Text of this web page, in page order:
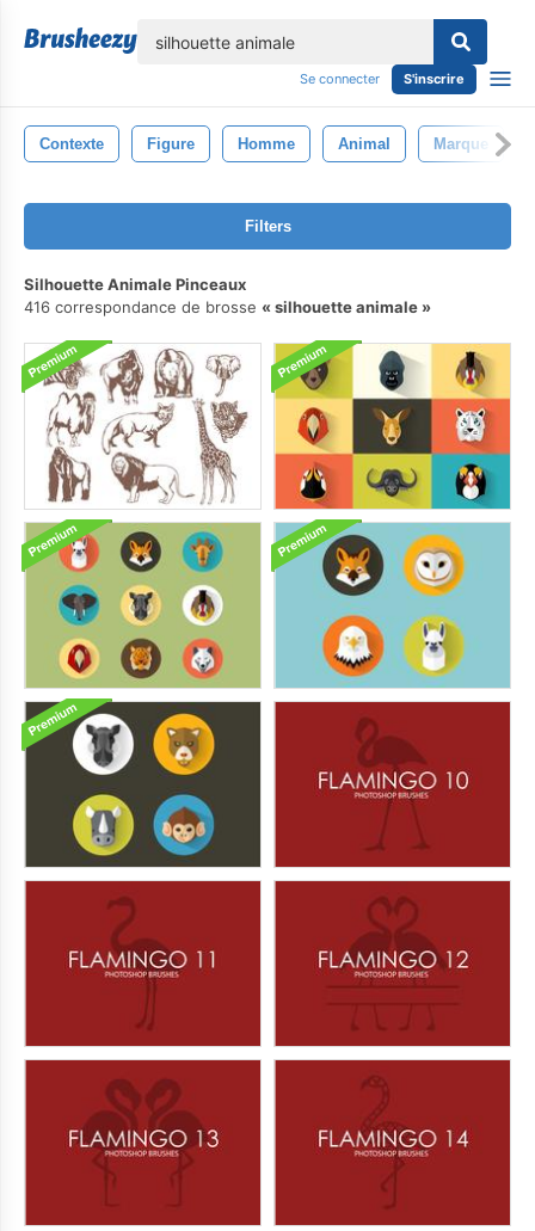
Se connecter S'inscrire
Contexte Figure Homme Animal Marque
Filters
Silhouette Animale Pinceaux
416 correspondance de brosse
silhouette animale